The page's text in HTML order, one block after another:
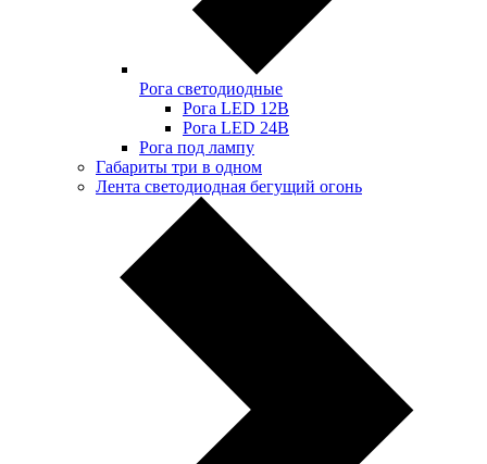
Рога светодиодные
Рога LED 12В
Рога LED 24В
Рога под лампу
Габариты три в одном
Лента светодиодная бегущий огонь